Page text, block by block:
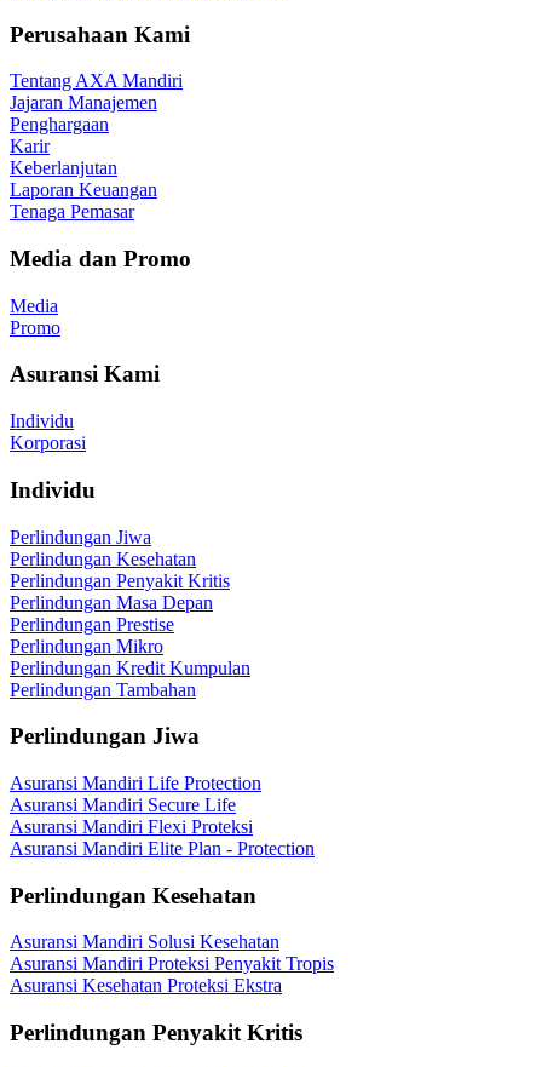
Perusahaan Kami
Tentang AXA Mandiri
Jajaran Manajemen
Penghargaan
Karir
Keberlanjutan
Laporan Keuangan
Tenaga Pemasar
Media dan Promo
Media
Promo
Asuransi Kami
Individu
Korporasi
Individu
Perlindungan Jiwa
Perlindungan Kesehatan
Perlindungan Penyakit Kritis
Perlindungan Masa Depan
Perlindungan Prestise
Perlindungan Mikro
Perlindungan Kredit Kumpulan
Perlindungan Tambahan
Perlindungan Jiwa
Asuransi Mandiri Life Protection
Asuransi Mandiri Secure Life
Asuransi Mandiri Flexi Proteksi
Asuransi Mandiri Elite Plan - Protection
Perlindungan Kesehatan
Asuransi Mandiri Solusi Kesehatan
Asuransi Mandiri Proteksi Penyakit Tropis
Asuransi Kesehatan Proteksi Ekstra
Perlindungan Penyakit Kritis